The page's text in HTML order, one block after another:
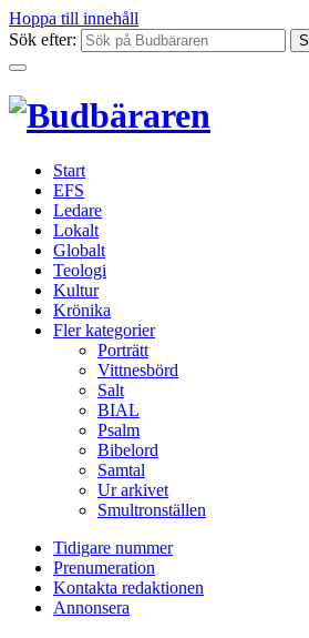
Hoppa till innehåll
Sök efter:
Start
EFS
Ledare
Lokalt
Globalt
Teologi
Kultur
Krönika
Fler kategorier
Porträtt
Vittnesbörd
Salt
BIAL
Psalm
Bibelord
Samtal
Ur arkivet
Smultronställen
Tidigare nummer
Prenumeration
Kontakta redaktionen
Annonsera